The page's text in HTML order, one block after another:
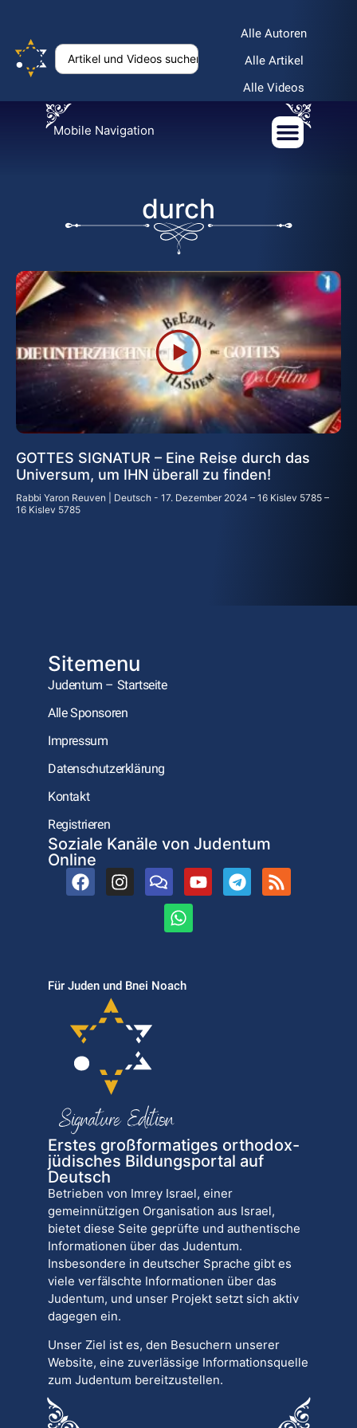
Alle Autoren
Alle Artikel
Alle Videos
Mobile Navigation
durch
GOTTES SIGNATUR – Eine Reise durch das
Universum, um IHN überall zu finden!
Rabbi Yaron Reuven | Deutsch
17. Dezember 2024 – 16 Kislev 5785 –
16 Kislev 5785
Sitemenu
Judentum – Startseite
Alle Sponsoren
Impressum
Datenschutzerklärung
Kontakt
Registrieren
Soziale Kanäle von Judentum
Online
Für Juden und Bnei Noach
Erstes großformatiges orthodox-
jüdisches Bildungsportal auf
Deutsch
Betrieben von Imrey Israel, einer
gemeinnützigen Organisation aus Israel,
bietet diese Seite geprüfte und authentische
Informationen über das Judentum.
Insbesondere in deutscher Sprache gibt es
viele verfälschte Informationen über das
Judentum, und unser Projekt setzt sich aktiv
dagegen ein.
Unser Ziel ist es, den Besuchern unserer
Website, eine zuverlässige Informationsquelle
zum Judentum bereitzustellen.